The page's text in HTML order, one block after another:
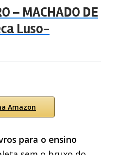
– MACHADO DE
Luso-
Amazon
para o ensino